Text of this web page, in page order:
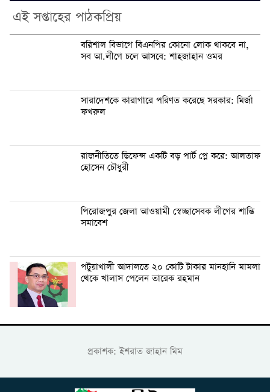
এই সপ্তাহের পাঠকপ্রিয়
বরিশাল বিভাগে বিএনপির কোনো লোক থাকবে না,
সব আ.লীগে চলে আসবে: শাহজাহান ওমর
সারাদেশকে কারাগারে পরিণত করেছে সরকার: মির্জা
ফখরুল
রাজনীতিতে ডিফেন্স একটি বড় পার্ট প্লে করে: আলতাফ
হোসেন চৌধুরী
পিরোজপুর জেলা আওয়ামী স্বেচ্ছাসেবক লীগের শান্তি
সমাবেশ
পটুয়াখালী আদালতে ২০ কোটি টাকার মানহানি মামলা
থেকে খালাস পেলেন তারেক রহমান
প্রকাশক: ইশরাত জাহান মিম